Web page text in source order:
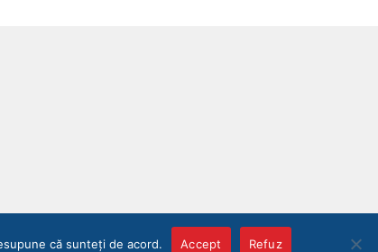
că sunteți de acord. Accept Refuz